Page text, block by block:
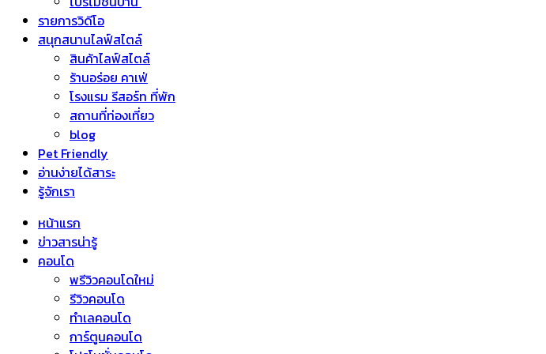
รายการวิดีโอ
สนุกสนานไลฟ์สไตล์
สินค้าไลฟ์สไตล์
ร้านอร่อย คาเฟ่
โรงแรม รีสอร์ท ที่พัก
สถานที่ท่องเที่ยว
blog
Pet Friendly
อ่านง่ายได้สาระ
รู้จักเรา
หน้าแรก
ข่าวสารน่ารู้
คอนโด
พรีวิวคอนโดใหม่
รีวิวคอนโด
ทำเลคอนโด
การ์ตูนคอนโด